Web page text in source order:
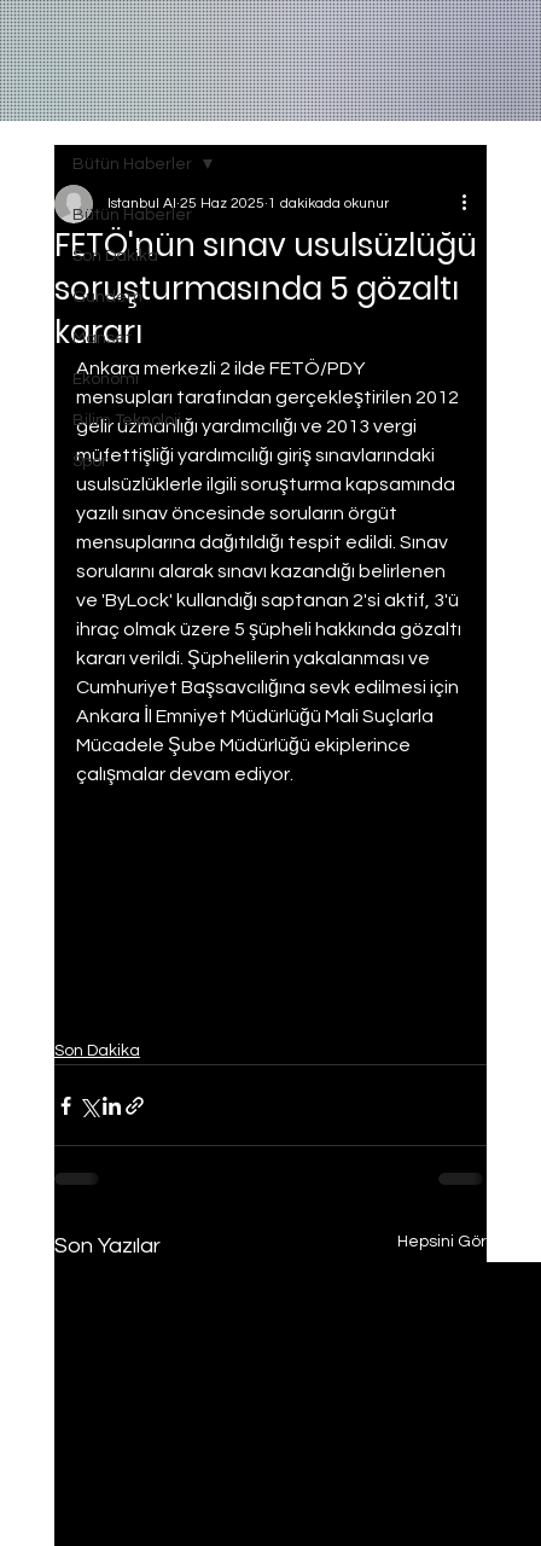
Bütün Haberler
Son Dakika
Gundem
Manset
Ekonomi
Bilim Teknoloji
Spor
Bütün Haberler
FETÖ'nün sınav usulsüzlüğü
soruşturmasında 5 gözaltı
kararı
Istanbul AI 25 Haz 2025 1 dakikada okunur
Ankara merkezli 2 ilde FETÖ/PDY
mensupları tarafından gerçekleştirilen 2012
gelir uzmanlığı yardımcılığı ve 2013 vergi
müfettişliği yardımcılığı giriş sınavlarındaki
usulsüzlüklerle ilgili soruşturma kapsamında
yazılı sınav öncesinde soruların örgüt
mensuplarına dağıtıldığı tespit edildi. Sınav
sorularını alarak sınavı kazandığı belirlenen
ve 'ByLock' kullandığı saptanan 2'si aktif, 3'ü
ihraç olmak üzere 5 şüpheli hakkında gözaltı
kararı verildi. Şüphelilerin yakalanması ve
Cumhuriyet Başsavcılığına sevk edilmesi için
Ankara İl Emniyet Müdürlüğü Mali Suçlarla
Mücadele Şube Müdürlüğü ekiplerince
çalışmalar devam ediyor.
Son Dakika
Son Yazılar Hepsini Gör